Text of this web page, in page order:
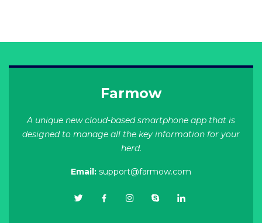
Farmow
A unique new cloud-based smartphone app that is
designed to manage all the key information for your
herd.
Email: support@farmow.com